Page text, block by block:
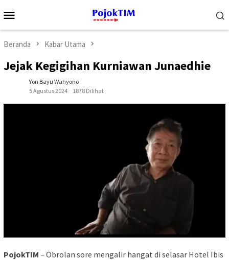
ke
Mobile
Beranda Kabar Utama
Jejak Kegigihan Kurniawan Junaedhie
Yon Bayu Wahyono
5 Agustus 2024
1878 Dilihat
PojokTIM – Obrolan sore mengalir hangat di selasar Hotel Ibis